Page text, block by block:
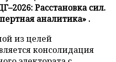
Расстановка сил.
аналитика» .
из целей
консолидация